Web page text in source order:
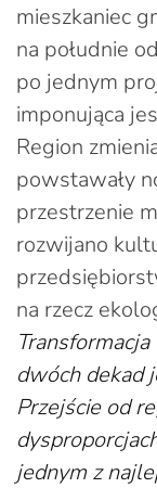
mieszkaniec
na południe
po jednym
imponująca
Region
powstawały
przestrzenie
rozwijano
na rzecz
dwóch dekad
Przejście od
jednym z